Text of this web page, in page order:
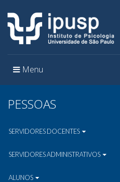
Toggle
Menu
PESSOAS
SERVIDORES DOCENTES
SERVIDORES ADMINISTRATIVOS
ALUNOS